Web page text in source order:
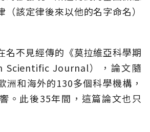
（該定律後來以他的名字命名）
名不見經傳的《莫拉維亞科學期
Scientific Journal），論文隨
洲和海外的130多個科學機構，
。此後35年間，這篇論文也只